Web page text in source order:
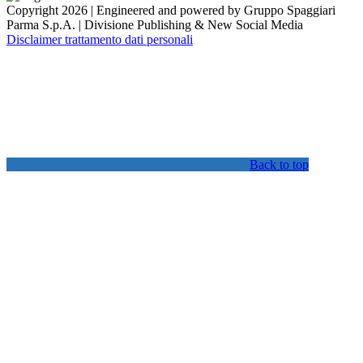
Copyright 2026 | Engineered and powered by Gruppo Spaggiari
Parma S.p.A. | Divisione Publishing & New Social Media
Disclaimer trattamento dati personali
Back to top